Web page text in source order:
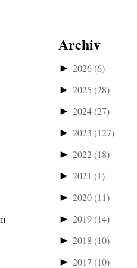
Archiv
► 2026(6)
► 2025 (28)
► 2024(27)
► 2023 (127)
► 2022(18)
► 2021 (1)
► 2020(11)
► 2019(14)
► 2018 (10)
► 2017 (10)